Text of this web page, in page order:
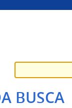
BUSCA